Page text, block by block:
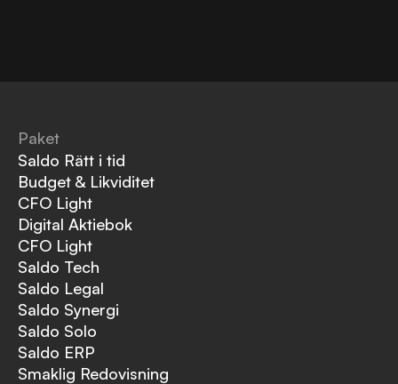
Paket
Saldo Rätt i tid
Budget & Likviditet
CFO Light
Digital Aktiebok
CFO Light
Saldo Tech
Saldo Legal
Saldo Synergi
Saldo Solo
Saldo ERP
Smaklig Redovisning